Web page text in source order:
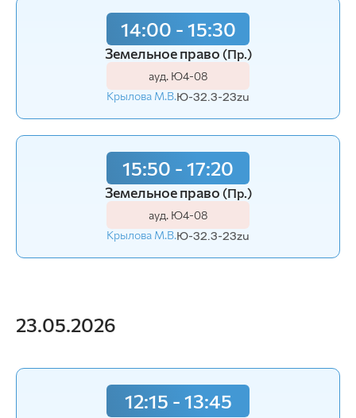
14:00 - 15:30
Земельное право (Пр.)
ауд. Ю4-08
Крылова М.В.Ю-32.3-23zu
15:50 - 17:20
Земельное право (Пр.)
ауд. Ю4-08
Крылова М.В.Ю-32.3-23zu
23.05.2026
12:15 - 13:45